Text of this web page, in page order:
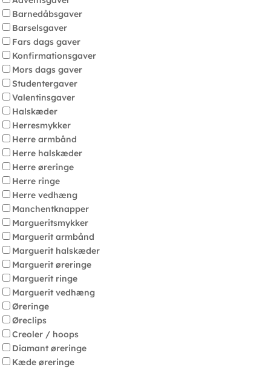
Barnedåbsgaver
Barselsgaver
Fars dags gaver
Konfirmationsgaver
Mors dags gaver
Studentergaver
Valentinsgaver
Halskæder
Herresmykker
Herre armbånd
Herre halskæder
Herre øreringe
Herre ringe
Herre vedhæng
Manchentknapper
Margueritsmykker
Marguerit armbånd
Marguerit halskæder
Marguerit øreringe
Marguerit ringe
Marguerit vedhæng
Øreringe
Øreclips
Creoler / hoops
Diamant øreringe
Kæde øreringe